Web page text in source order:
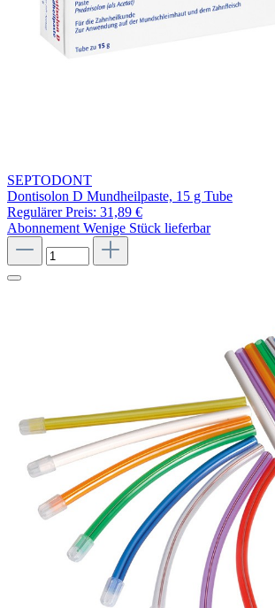
SEPTODONT
Dontisolon D Mundheilpaste, 15 g Tube
Regulärer Preis: 31,89 €
Abonnement Wenige Stück lieferbar